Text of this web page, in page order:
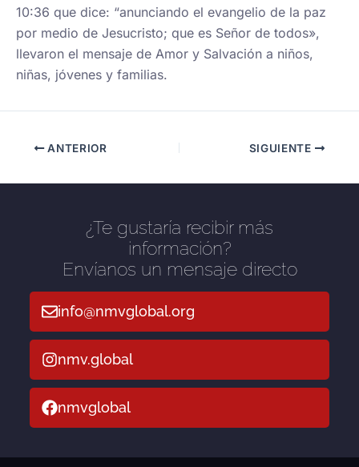
10:36 que dice: “anunciando el evangelio de la paz
por medio de Jesucristo; que es Señor de todos»,
llevaron el mensaje de Amor y Salvación a niños,
niñas, jóvenes y familias.
ANTERIOR SIGUIENTE
¿Te gustaría recibir más
información?
Envíanos un mensaje directo
info@nmvglobal.org
nmv.global
nmvglobal